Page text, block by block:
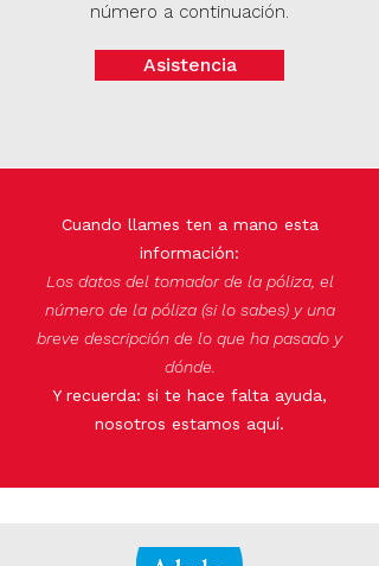
número a continuación.
Asistencia
Cuando llames ten a mano esta
información:
Los datos del tomador de la póliza, el
número de la póliza (si lo sabes) y una
breve descripción de lo que ha pasado y
dónde.
​​Y recuerda: si te hace falta ayuda,
nosotros estamos aquí.